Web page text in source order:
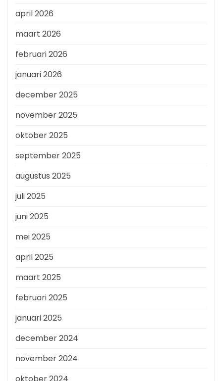
april 2026
maart 2026
februari 2026
januari 2026
december 2025
november 2025
oktober 2025
september 2025
augustus 2025
juli 2025
juni 2025
mei 2025
april 2025
maart 2025
februari 2025
januari 2025
december 2024
november 2024